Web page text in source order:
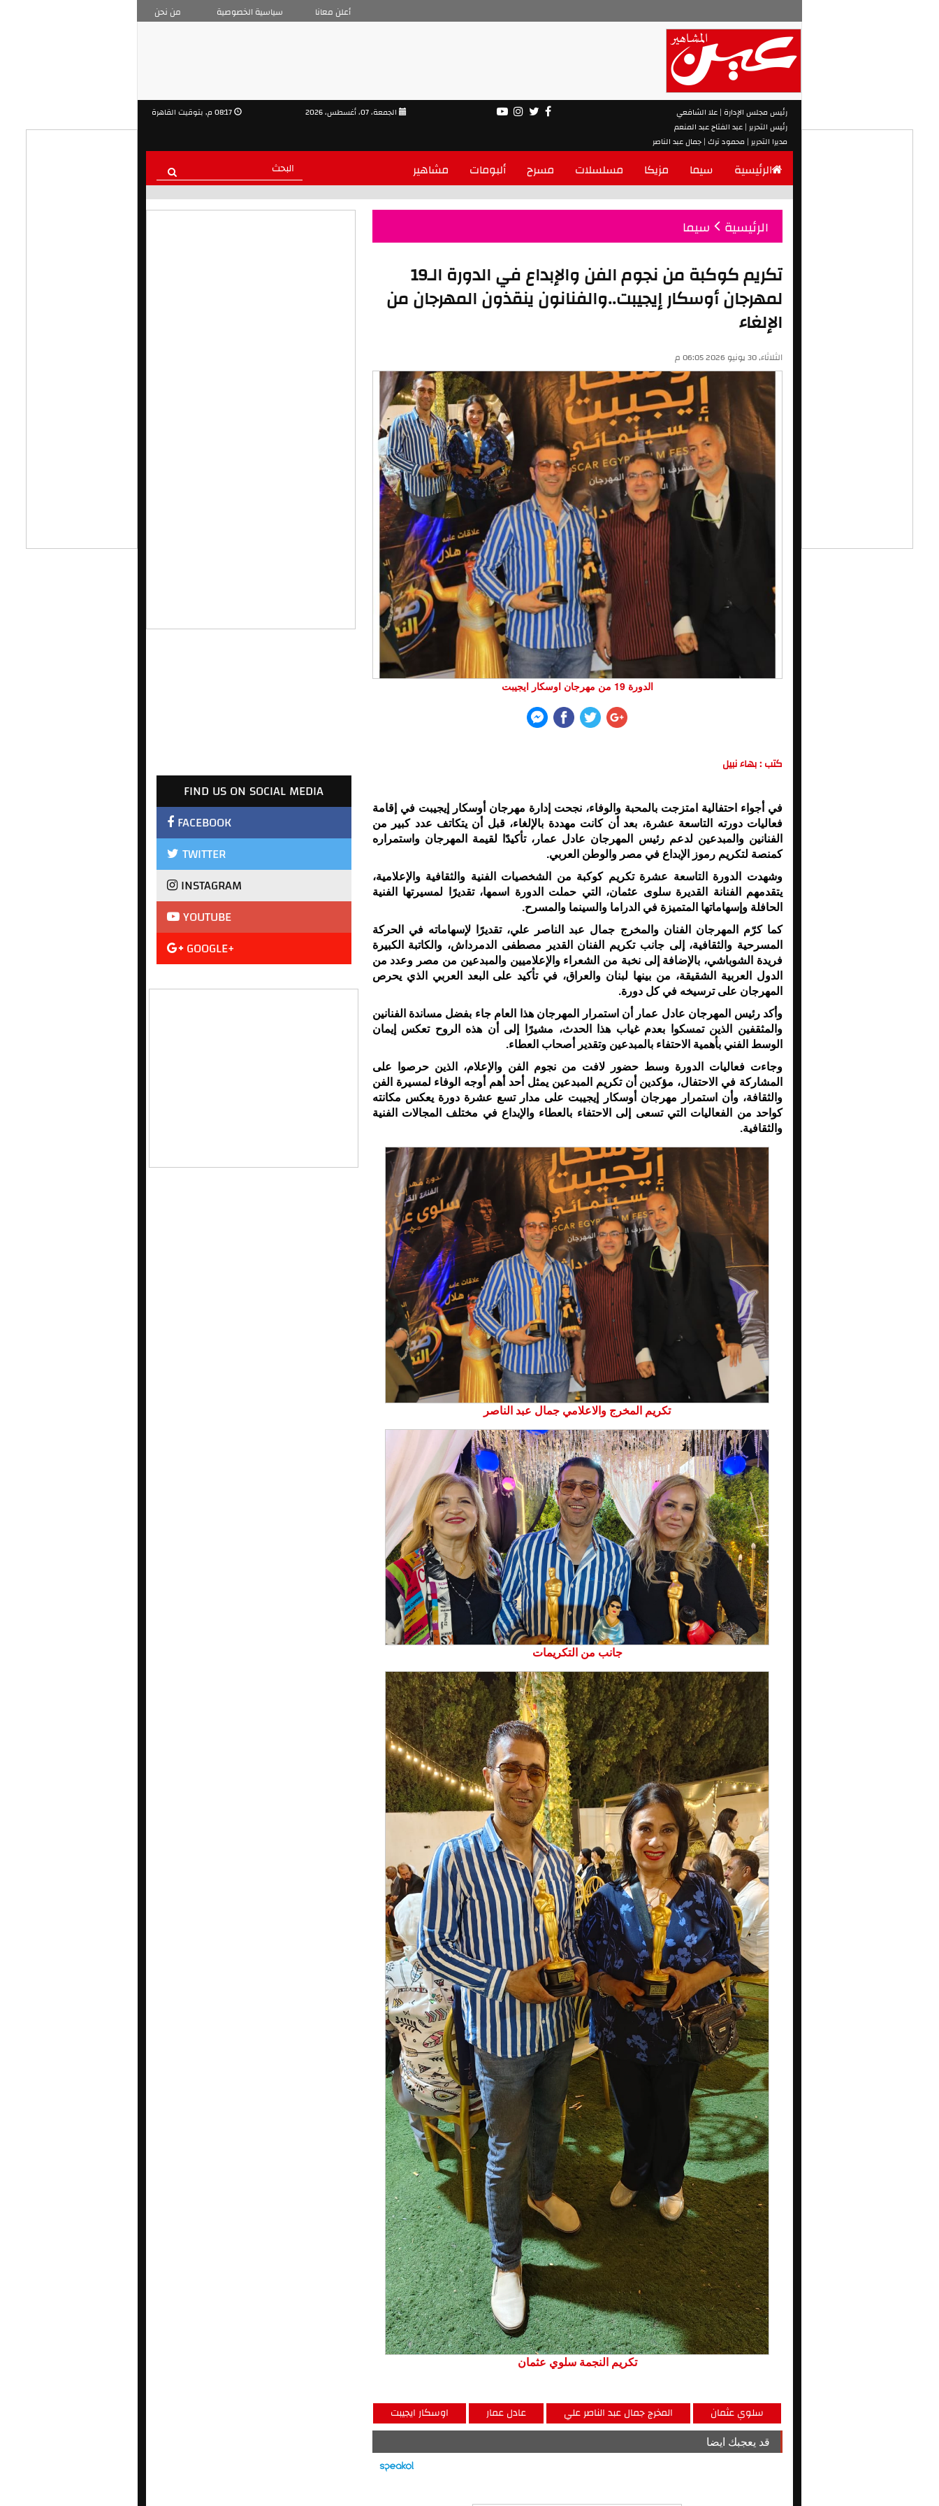
من نحن سياسية الخصوصية أعلن معانا
رئيس مجلس الإدارة | علا الشافعي
رئيس التحرير | عبد الفتاح عبد المنعم
مديرا التحرير | محمود ترك | جمال عبد الناصر
الرئيسية سيما مزيكا مسلسلات مسرح ألبومات مشاهير
الرئيسية سيما
تكريم كوكبة من نجوم الفن والإبداع في الدورة الـ19
لمهرجان أوسكار إيجيبت..والفنانون ينقذون المهرجان من
الإلغاء
الثلاثاء, 30 يونيو 2026 06:05 م
الدورة 19 من مهرجان اوسكار ايجيبت
كتب : بهاء نبيل
في أجواء احتفالية امتزجت بالمحبة والوفاء، نجحت إدارة مهرجان أوسكار إيجيبت في إقامة
فعاليات دورته التاسعة عشرة، بعد أن كانت مهددة بالإلغاء، قبل أن يتكاتف عدد كبير من
الفنانين والمبدعين لدعم رئيس المهرجان عادل عمار، تأكيدًا لقيمة المهرجان واستمراره
كمنصة لتكريم رموز الإبداع في مصر والوطن العربي.
وشهدت الدورة التاسعة عشرة تكريم كوكبة من الشخصيات الفنية والثقافية والإعلامية،
يتقدمهم الفنانة القديرةسلوى عثمان، التي حملت الدورة اسمها، تقديرًا لمسيرتها الفنية
الحافلة وإسهاماتها المتميزة في الدراما والسينما والمسرح.
كما كرّم المهرجان الفنان والمخرج جمال عبد الناصر علي، تقديرًا لإسهاماته في الحركة
المسرحية والثقافية، إلى جانب تكريم الفنان القدير مصطفى الدمرداش، والكاتبة الكبيرة
فريدة الشوباشي، بالإضافة إلى نخبة من الشعراء والإعلاميين والمبدعين من مصر وعدد من
الدول العربية الشقيقة، من بينها لبنان والعراق، في تأكيد على البعد العربي الذي يحرص
المهرجان على ترسيخه في كل دورة.
وأكد رئيس المهرجان عادل عمار أن استمرار المهرجان هذا العام جاء بفضل مساندة الفنانين
والمثقفين الذين تمسكوا بعدم غياب هذا الحدث، مشيرًا إلى أن هذه الروح تعكس إيمان
الوسط الفني بأهمية الاحتفاء بالمبدعين وتقدير أصحاب العطاء.
وجاءت فعاليات الدورة وسط حضور لافت من نجوم الفن والإعلام، الذين حرصوا على
المشاركة في الاحتفال، مؤكدين أن تكريم المبدعين يمثل أحد أهم أوجه الوفاء لمسيرة الفن
والثقافة، وأن استمرار مهرجان أوسكار إيجيبت على مدار تسع عشرة دورة يعكس مكانته
كواحد من الفعاليات التي تسعى إلى الاحتفاء بالعطاء والإبداع في مختلف المجالات الفنية
والثقافية.
تكريم المخرج والاعلامي جمال عبد الناصر
جانب من التكريمات
تكريم النجمة سلوي عثمان
اوسكار ايجيبت عادل عمار المخرج جمال عبد الناصر علي سلوي عثمان
قد يعجبك ايضا
FIND US ON SOCIAL MEDIA
FACEBOOK
TWITTER
INSTAGRAM
YOUTUBE
GOOGLE+